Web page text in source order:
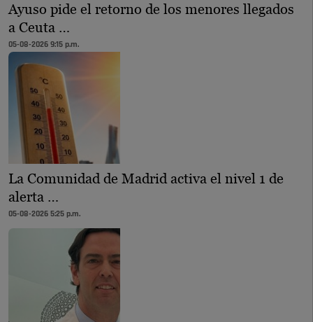
Ayuso pide el retorno de los menores llegados
a Ceuta …
05-08-2026 9:15 p.m.
La Comunidad de Madrid activa el nivel 1 de
alerta …
05-08-2026 5:25 p.m.